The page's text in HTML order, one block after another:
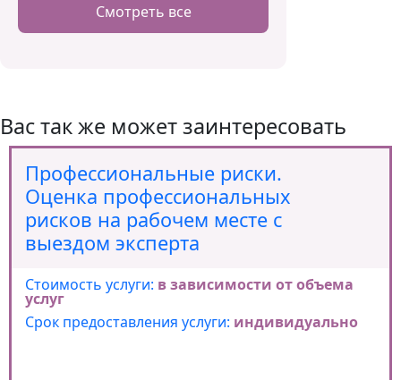
Смотреть все
Вас так же может заинтересовать
Профессиональные риски.
Оценка профессиональных
рисков на рабочем месте с
выездом эксперта
Стоимость услуги: в зависимости от объема
услуг
Срок предоставления услуги: индивидуально